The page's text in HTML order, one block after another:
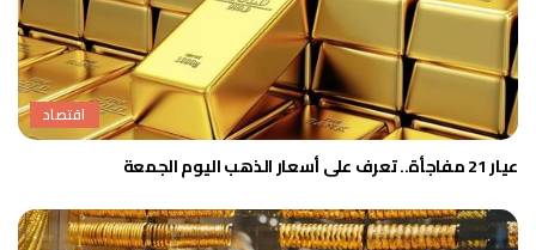
اقتصاد
عيار 21 مفاجأة.. تعرف على أسعار الذهب اليوم الجمعة